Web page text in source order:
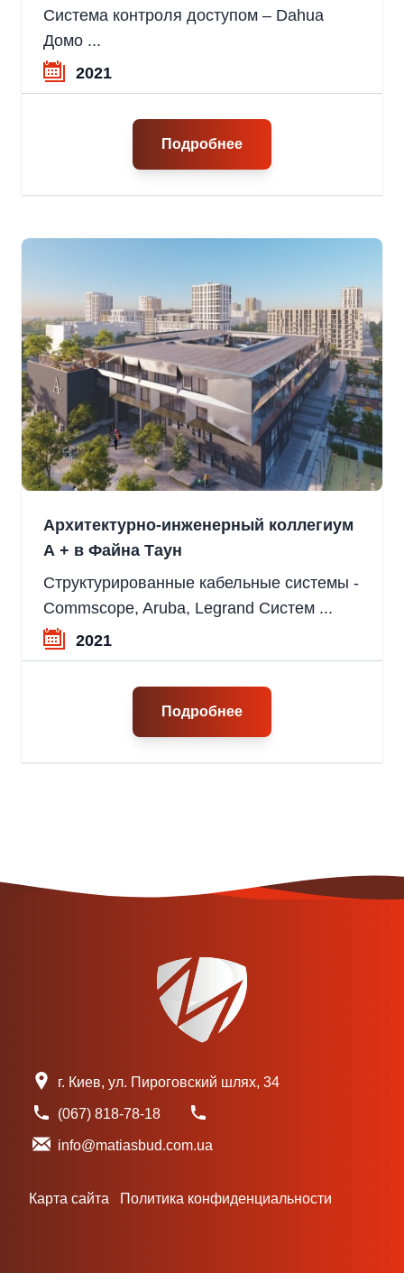
Система контроля доступом – Dahua
Домо ...
2021
Подробнее
Архитектурно-инженерный коллегиум
А + в Файна Таун
Структурированные кабельные системы -
Commscope, Aruba, Legrand Систем ...
2021
Подробнее
г. Киев, ул. Пироговский шлях, 34
(067) 818-78-18
info@matiasbud.com.ua
Карта сайта Политика конфиденциальности